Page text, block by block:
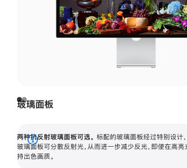
玻璃面板
两种抗反射玻璃面板可选。 标配的玻璃面板经过特别设计
玻璃面板可分散反射光，从而进一步减少反光，即使在高
持出色画质。
展
开